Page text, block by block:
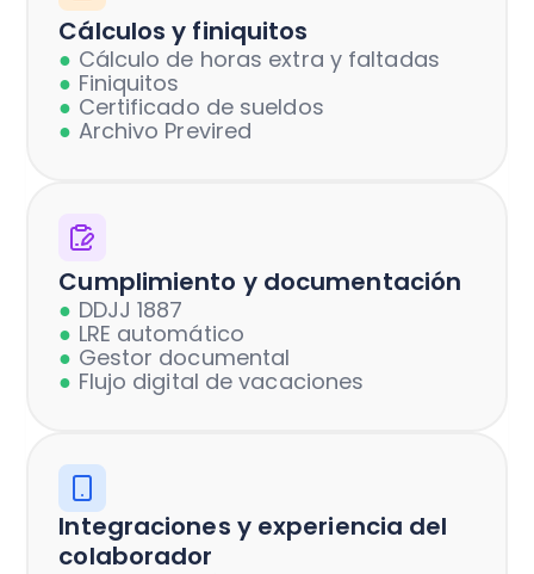
Cálculos y finiquitos
● Cálculo de horas extra y faltadas
● Finiquitos
● Certificado de sueldos
● Archivo Previred
Cumplimiento y documentación
● DDJJ 1887
● LRE automático
● Gestor documental
● Flujo digital de vacaciones
Integraciones y experiencia del
colaborador